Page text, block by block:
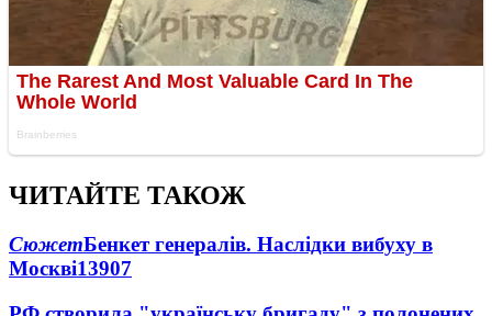
ЧИТАЙТЕ ТАКОЖ
СюжетБенкет генералів. Наслідки вибуху в
Москві13907